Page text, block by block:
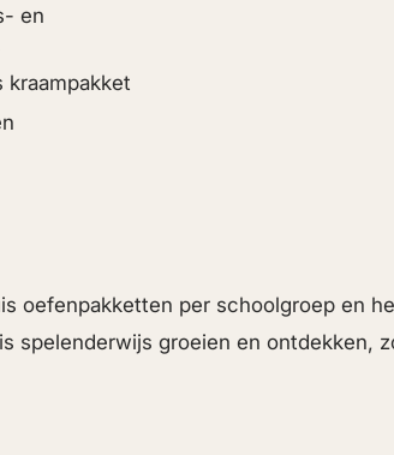
en
kraampakket
oefenpakketten per schoolgroep en
spelenderwijs groeien en ontdekken,